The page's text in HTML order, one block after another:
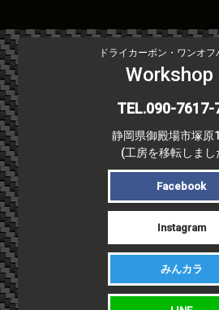
ドライカーボン・ワンオ
Workshop
TEL.090-7617-
静岡県御殿場市塚原
(工房を移転しまし
Facebook
Instagram
みんカラ